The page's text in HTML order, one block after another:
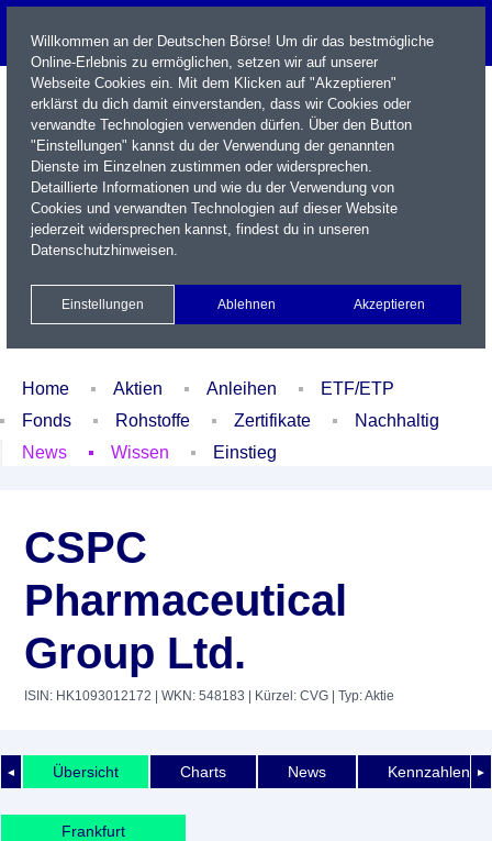
Name / WKN / ISIN / Kürzel
Xetra Realtime
Watchlist Portfolio Login
Home Aktien Anleihen
ETF/ETP
Fonds
Rohstoffe Zertifikate
Nachhaltig
News
Wissen Einstieg
CSPC
Pharmaceutical
Group Ltd.
ISIN: HK1093012172 | WKN: 548183 | Kürzel: CVG | Typ: Aktie
◄ ►
Übersicht Charts News Kennzahlen
Frankfurt
Willkommen an der Deutschen Börse! Um dir das bestmögliche
Online-Erlebnis zu ermöglichen, setzen wir auf unserer
Webseite Cookies ein. Mit dem Klicken auf "Akzeptieren"
erklärst du dich damit einverstanden, dass wir Cookies oder
verwandte Technologien verwenden dürfen. Über den Button
"Einstellungen" kannst du der Verwendung der genannten
Dienste im Einzelnen zustimmen oder widersprechen.
Detaillierte Informationen und wie du der Verwendung von
Cookies und verwandten Technologien auf dieser Website
jederzeit widersprechen kannst, findest du in unseren
Datenschutzhinweisen.
Einstellungen Ablehnen Akzeptieren